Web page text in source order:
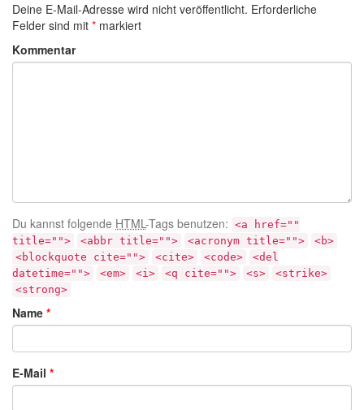
Deine E-Mail-Adresse wird nicht veröffentlicht. Erforderliche
Felder sind mit * markiert
Kommentar
Du kannst folgende HTML-Tags benutzen: <a href=""
title="">
<abbr title=""> <acronym title="">
<b>
<blockquote cite="">
<cite> <code>
<del
datetime="">
<em> <i> <q cite=""> <s>
<strike>
<strong>
Name *
E-Mail *